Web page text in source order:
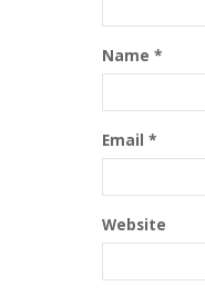
Name *
Email *
Website